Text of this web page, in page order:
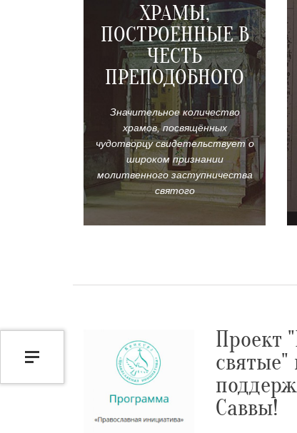
ХРАМЫ,
ПОСТРОЕННЫЕ В
ЧЕСТЬ
ПРЕПОДОБНОГО
Значительное количество
храмов, посвящённых
чудотворцу свидетельствует о
широком признании
молитвенного заступничества
святого
Проект
святые"
Саввы!